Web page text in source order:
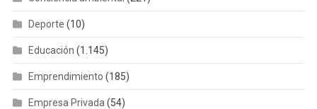
Deporte (10)
Educación (1.145)
Emprendimiento (185)
Empresa Privada (54)